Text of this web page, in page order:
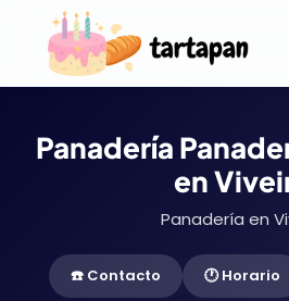
Panadería
en
Panadería en
☎️ Contacto 🕐 Horario